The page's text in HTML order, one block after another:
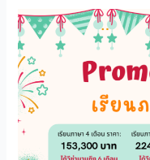
โปร
โม
ชั่น
เรียน
ภาษา
ES
Dubai